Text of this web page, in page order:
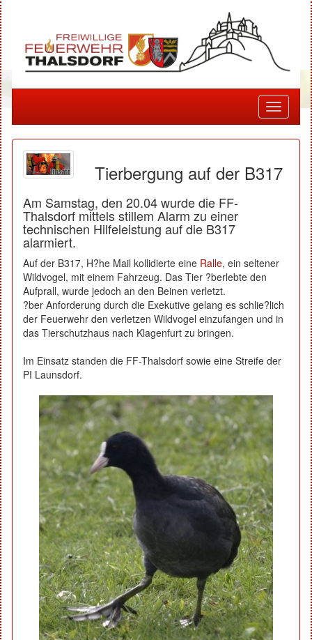
Toggle
Tierbergung auf der B317
Am Samstag, den 20.04 wurde die FF-
Thalsdorf mittels stillem Alarm zu einer
technischen Hilfeleistung auf die B317
alarmiert.
Auf der B317, H?he Mail kollidierte eine Ralle, ein seltener
Wildvogel, mit einem Fahrzeug. Das Tier ?berlebte den
Aufprall, wurde jedoch an den Beinen verletzt.
?ber Anforderung durch die Exekutive gelang es schlie?lich
der Feuerwehr den verletzen Wildvogel einzufangen und in
das Tierschutzhaus nach Klagenfurt zu bringen.
Im Einsatz standen die FF-Thalsdorf sowie eine Streife der
PI Launsdorf.